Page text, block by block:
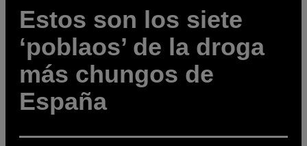
Estos son los siete
‘poblaos’ de la droga
más chungos de
España